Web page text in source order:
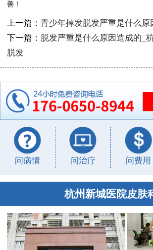
善！
上一篇： 青少年掉发脱发严重是什么原
下一篇： 脱发严重是什么原因造成的_
脱发
问病情 问治疗 问费用
杭州新城医院皮肤